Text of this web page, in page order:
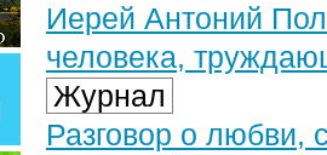
Иерей Антоний
человека,
Журнал
Разговор о любви,